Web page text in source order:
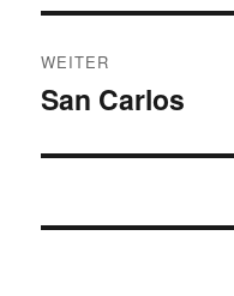
WEITER
Nächster
San Carlos